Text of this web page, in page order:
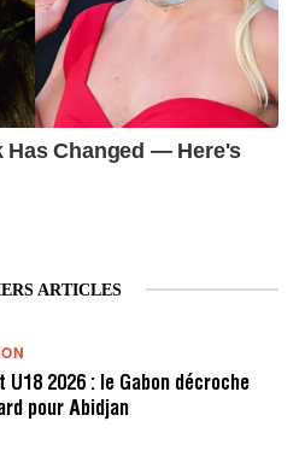
ARTICLES
U18 2026 : le Gabon décroche
pour Abidjan